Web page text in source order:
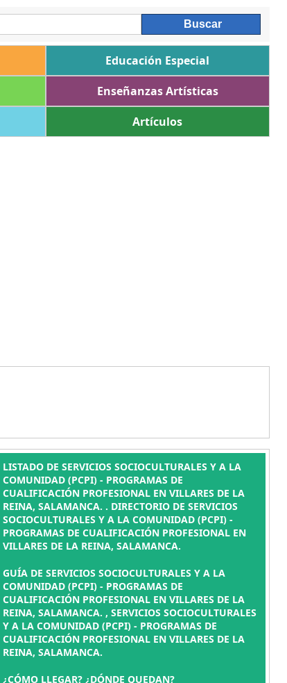
Educación Especial
Enseñanzas Artísticas
Artículos
LISTADO DE SERVICIOS SOCIOCULTURALES Y A LA
COMUNIDAD (PCPI) - PROGRAMAS DE
CUALIFICACIÓN PROFESIONAL EN VILLARES DE LA
REINA, SALAMANCA. . DIRECTORIO DE SERVICIOS
SOCIOCULTURALES Y A LA COMUNIDAD (PCPI) -
PROGRAMAS DE CUALIFICACIÓN PROFESIONAL EN
VILLARES DE LA REINA, SALAMANCA.
GUÍA DE SERVICIOS SOCIOCULTURALES Y A LA
COMUNIDAD (PCPI) - PROGRAMAS DE
CUALIFICACIÓN PROFESIONAL EN VILLARES DE LA
REINA, SALAMANCA. , SERVICIOS SOCIOCULTURALES
Y A LA COMUNIDAD (PCPI) - PROGRAMAS DE
CUALIFICACIÓN PROFESIONAL EN VILLARES DE LA
REINA, SALAMANCA.
¿CÓMO LLEGAR? ¿DÓNDE QUEDAN?